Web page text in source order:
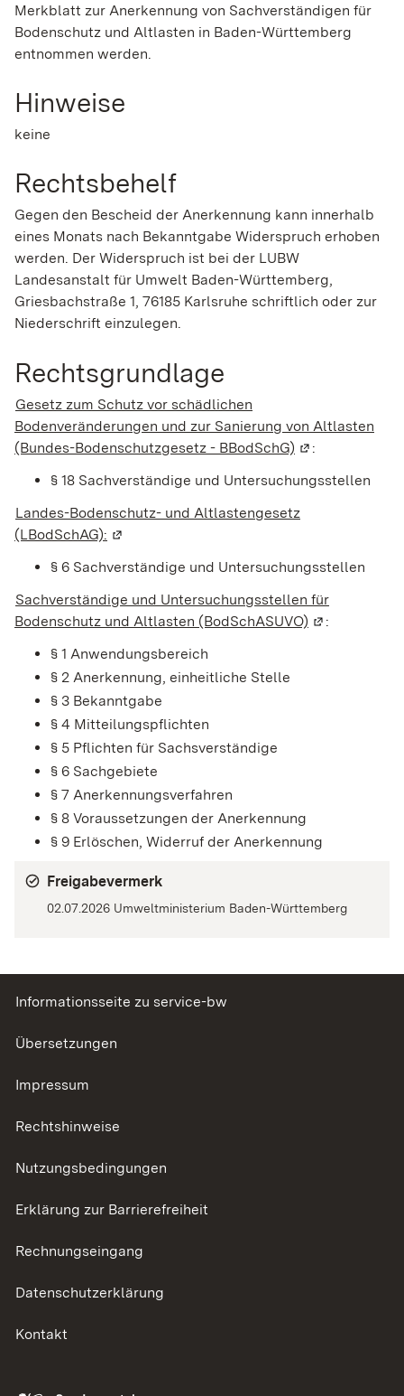
Merkblatt zur Anerkennung von Sachverständigen für
Bodenschutz und Altlasten in Baden-Württemberg
entnommen werden.
Hinweise
keine
Rechtsbehelf
Gegen den Bescheid der Anerkennung kann innerhalb
eines Monats nach Bekanntgabe Widerspruch erhoben
werden. Der Widerspruch ist bei der LUBW
Landesanstalt für Umwelt Baden-Württemberg,
Griesbachstraße 1, 76185 Karlsruhe schriftlich oder zur
Niederschrift einzulegen.
Rechtsgrundlage
Gesetz zum Schutz vor schädlichen
Bodenveränderungen und zur Sanierung von Altlasten
(Bundes-Bodenschutzgesetz - BBodSchG) (Wird in einem
:
§ 18 Sachverständige und Untersuchungsstellen
Landes-Bodenschutz- und Altlastengesetz
(LBodSchAG): (Wird in einem neuen Fenster geöffnet)
§ 6 Sachverständige und Untersuchungsstellen
Sachverständige und Untersuchungsstellen für
Bodenschutz und Altlasten (BodSchASUVO) (Wird in
:
§ 1 Anwendungsbereich
§ 2 Anerkennung, einheitliche Stelle
§ 3 Bekanntgabe
§ 4 Mitteilungspflichten
§ 5 Pflichten für Sachsverständige
§ 6 Sachgebiete
§ 7 Anerkennungsverfahren
§ 8 Voraussetzungen der Anerkennung
§ 9 Erlöschen, Widerruf der Anerkennung
Freigabevermerk
02.07.2026 Umweltministerium Baden-Württemberg
Informationsseite zu service-bw
Übersetzungen
Impressum
Rechtshinweise
Nutzungsbedingungen
Erklärung zur Barrierefreiheit
Rechnungseingang
Datenschutzerklärung
Kontakt